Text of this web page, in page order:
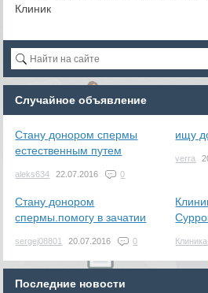
Клиник
Случайное объявление
Стану донором спермы
естественным путем
aleks634 22.07.2016 0
ищу
verra
Стану донором
спермы.помогу в зачатии
sergej08801 20.07.2016 0
Последние новости